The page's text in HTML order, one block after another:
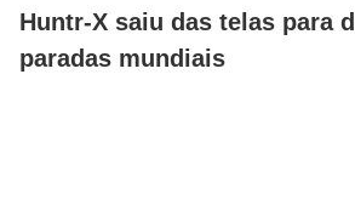
Huntr-X saiu das telas para
paradas mundiais